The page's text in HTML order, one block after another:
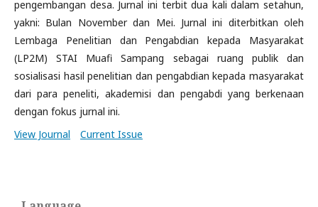
pengembangan desa. Jurnal ini terbit dua kali dalam setahun,
yakni: Bulan November dan Mei. Jurnal ini diterbitkan oleh
Lembaga Penelitian dan Pengabdian kepada Masyarakat
(LP2M) STAI Muafi Sampang sebagai ruang publik dan
sosialisasi hasil penelitian dan pengabdian kepada masyarakat
dari para peneliti, akademisi dan pengabdi yang berkenaan
dengan fokus jurnal ini.
View Journal
Current Issue